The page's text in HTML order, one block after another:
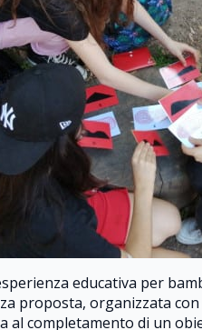
educativa per
proposta, organizzata con
completamento di un